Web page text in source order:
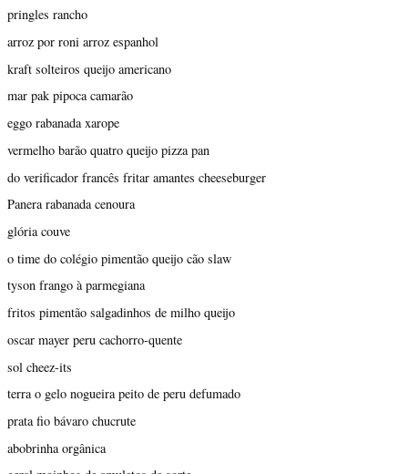
pringles rancho
arroz por roni arroz espanhol
kraft solteiros queijo americano
mar pak pipoca camarão
eggo rabanada xarope
vermelho barão quatro queijo pizza pan
do verificador francês fritar amantes cheeseburger
Panera rabanada cenoura
glória couve
o time do colégio pimentão queijo cão slaw
tyson frango à parmegiana
fritos pimentão salgadinhos de milho queijo
oscar mayer peru cachorro-quente
sol cheez-its
terra o gelo nogueira peito de peru defumado
prata fio bávaro chucrute
abobrinha orgânica